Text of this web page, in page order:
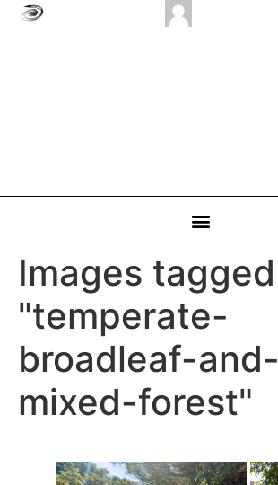
Images tagged
"temperate-
broadleaf-and-
mixed-forest"